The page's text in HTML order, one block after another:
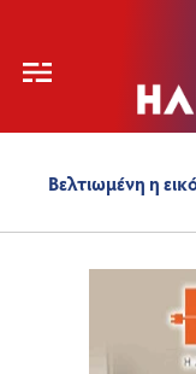
Βελτιωμένη η